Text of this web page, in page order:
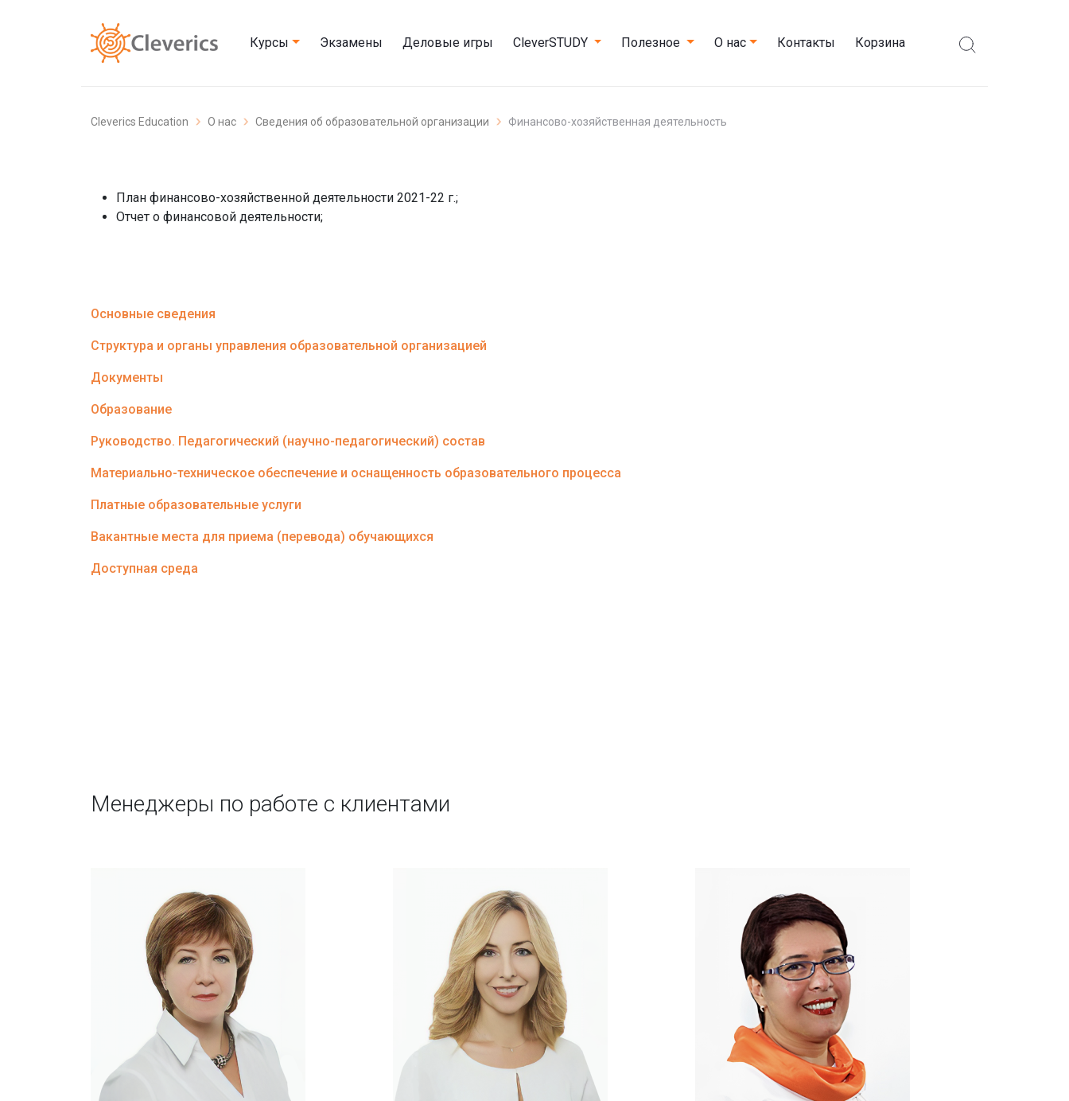
Курсы Экзамены Деловые игры CleverSTUDY Полезное О нас Контакты Корзина
Cleverics Education О нас Сведения об образовательной организации Финансово-хозяйственная деятельность
План финансово-хозяйственной деятельности 2021-22 г.;
Отчет о финансовой деятельности;
Основные сведения
Структура и органы управления образовательной организацией
Документы
Образование
Руководство. Педагогический (научно-педагогический) состав
Материально-техническое обеспечение и оснащенность образовательного процесса
Платные образовательные услуги
Вакантные места для приема (перевода) обучающихся
Доступная среда
Менеджеры по работе с клиентами